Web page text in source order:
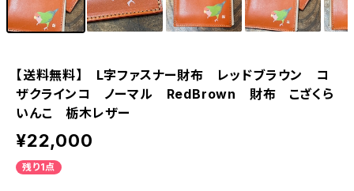
【送料無料】 L字ファスナー財布 レッドブラウン コ
ザクラインコ ノーマル RedBrown 財布 こざくら
いんこ 栃木レザー
¥22,000
残り1点